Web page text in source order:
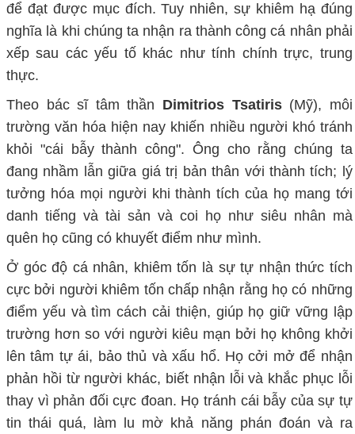
để đạt được mục đích. Tuy nhiên,sự khiêm hạ đúng
nghĩa là khi chúngta nhận ra thành công cá nhân phải
xếp sau các yếu tố khác như tính chính trực, trung
thực.
Theo bác sĩ tâm thần Dimitrios Tsatiris (Mỹ), môi
trường văn hóa hiện nay khiến nhiều người khó tránh
khỏi "cái bẫy thành công". Ông cho rằng chúng ta
đang nhầm lẫn giữa giá trị bản thân với thành tích; lý
tưởng hóa mọi người khi thành tích của họ mang tới
danh tiếng và tài sản và coi họ như siêu nhân mà
quên họ cũng có khuyết điểm như mình.
Ở gócđộ cá nhân, khiêm tốn là sự tự nhận thức tích
cực bởi người khiêm tốn chấp nhận rằng họ có những
điểm yếu và tìm cách cải thiện, giúp họ giữ vững lập
trường hơn so với người kiêu mạn bởi họ không khởi
lên tâm tự ái, bảo thủ và xấu hổ. Họ cởi mở để nhận
phản hồi từ người khác, biết nhận lỗi và khắc phục lỗi
thay vì phản đối cực đoan. Họ tránh cái bẫy của sự tự
tin thái quá, làm lu mờ khả năng phán đoán và ra